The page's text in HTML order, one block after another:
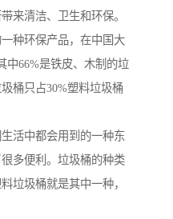
来清洁、卫生和环保。
种环保产品，在中国大
中66%是铁皮、木制的垃
桶只占30%塑料垃圾桶
活中都会用到的一种东
多便利。垃圾桶的种类
垃圾桶就是其中一种，